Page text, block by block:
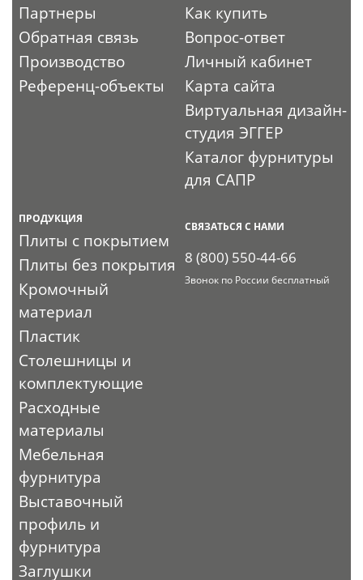
Партнеры
Обратная связь
Производство
Референц-объекты
Как купить
Вопрос-ответ
Личный кабинет
Карта сайта
Виртуальная дизайн-
студия ЭГГЕР
Каталог фурнитуры
для САПР
ПРОДУКЦИЯ
Плиты с покрытием
Плиты без покрытия
Кромочный
материал
Пластик
Столешницы и
комплектующие
Расходные
материалы
Мебельная
фурнитура
Выставочный
профиль и
фурнитура
Заглушки
СВЯЗАТЬСЯ С НАМИ
8 (800) 550-44-66
Звонок по России бесплатный